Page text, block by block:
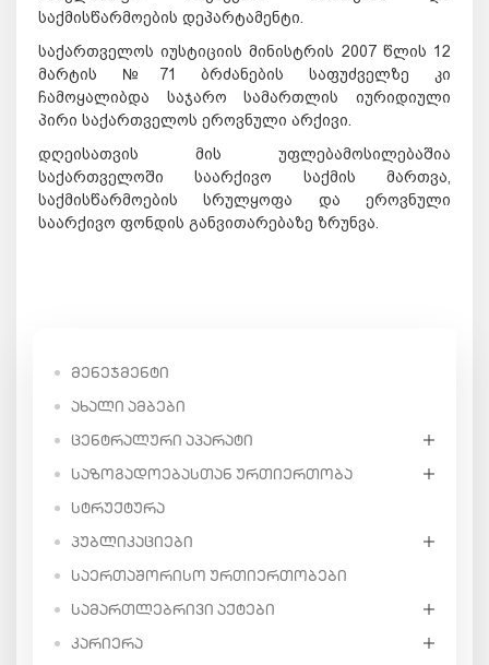
საქმისწარმოების დეპარტამენტი.
საქართველოს იუსტიციის მინისტრის 2007 წლის 12
მარტის №71 ბრძანების საფუძველზე კი
ჩამოყალიბდა საჯარო სამართლის იურიდიული
პირი საქართველოს ეროვნული არქივი.
დღეისათვის მის უფლებამოსილებაშია
საქართველოში საარქივო საქმის მართვა,
საქმისწარმოების სრულყოფა და ეროვნული
საარქივო ფონდის განვითარებაზე ზრუნვა.
ᲛᲔᲜᲔᲯᲛᲔᲜᲢᲘ
ᲐᲮᲐᲚᲘ ᲐᲛᲑᲔᲑᲘ
ᲪᲔᲜᲢᲠᲐᲚᲣᲠᲘ ᲐᲞᲐᲠᲐᲢᲘ
ᲡᲐᲖᲝᲒᲐᲓᲝᲔᲑᲐᲡᲗᲐᲜ ᲣᲠᲗᲘᲔᲠᲗᲝᲑᲐ
ᲡᲢᲠᲣᲥᲢᲣᲠᲐ
ᲞᲣᲑᲚᲘᲙᲐᲪᲘᲔᲑᲘ
ᲡᲐᲔᲠᲗᲐᲨᲝᲠᲘᲡᲝ ᲣᲠᲗᲘᲔᲠᲗᲝᲑᲔᲑᲘ
ᲡᲐᲛᲐᲠᲗᲚᲔᲑᲠᲘᲕᲘ ᲐᲥᲢᲔᲑᲘ
ᲙᲐᲠᲘᲔᲠᲐ